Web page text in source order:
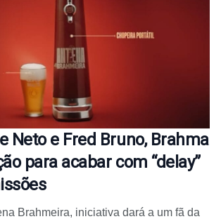
Neto e Fred Bruno, Brahma
para acabar com “delay”
Brahmeira, iniciativa dará a um fã da